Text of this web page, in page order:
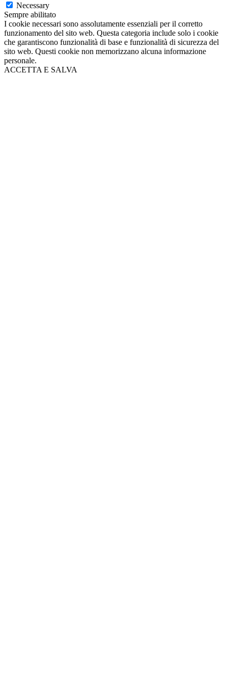
Necessary
Sempre abilitato
I cookie necessari sono assolutamente essenziali per il corretto
funzionamento del sito web. Questa categoria include solo i cookie
che garantiscono funzionalità di base e funzionalità di sicurezza del
sito web. Questi cookie non memorizzano alcuna informazione
personale.
ACCETTA E SALVA